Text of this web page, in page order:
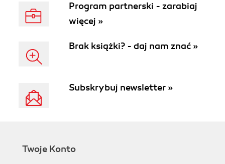
Program partnerski - zarabiaj
więcej »
Brak książki? - daj nam znać »
Subskrybuj newsletter »
Twoje Konto